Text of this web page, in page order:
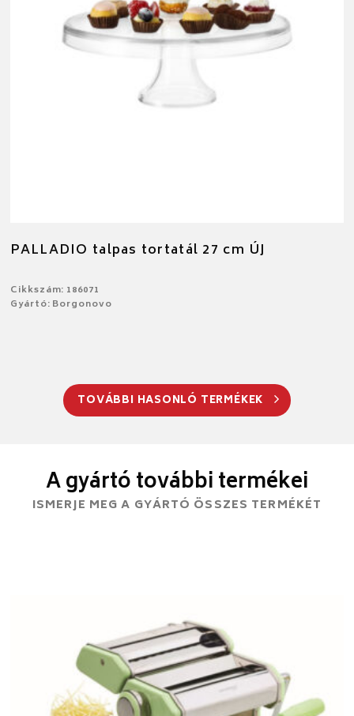
PALLADIO talpas tortatál 27 cm ÚJ
Cikkszám: 186071
Gyártó: Borgonovo
TOVÁBBI HASONLÓ TERMÉKEK
A gyártó további termékei
ISMERJE MEG A GYÁRTÓ ÖSSZES TERMÉKÉT